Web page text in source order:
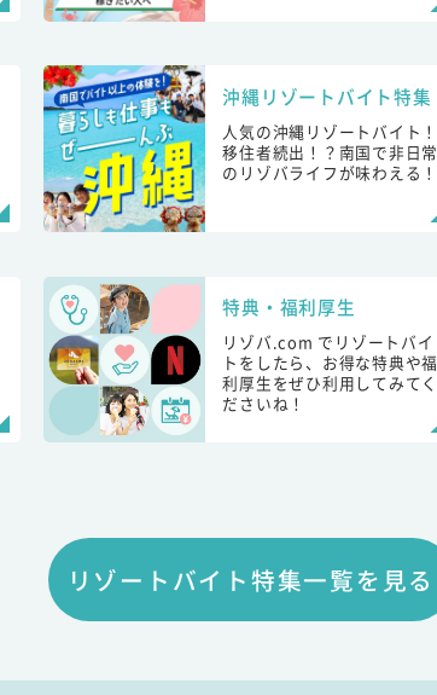
沖縄リゾートバイト特集
人気の沖縄リゾートバイト！
移住者続出！？南国で非日常
のリゾバライフが味わえる！
特典・福利厚生
リゾバ.com でリゾートバイ
トをしたら、お得な特典や福
利厚生をぜひ利用してみてく
ださいね！
リゾートバイト特集一覧を見る